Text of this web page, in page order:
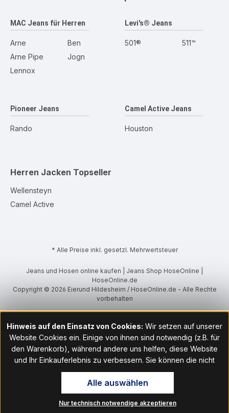
MAC Jeans für Herren
Arne
Arne Pipe
Lennox
Ben
Jogn
Levi's® Jeans
501® 511™
Pioneer Jeans
Rando
Camel Active Jeans
Houston
Herren Jacken Topseller
Wellensteyn
Camel Active
* Alle Preise inkl. gesetzl. Mehrwertsteuer
Jeans und Hosen online kaufen | Jeans Shop HoseOnline |
HoseOnline.de
Copyright © 2026 Eierund Hildesheim / HoseOnline.de - Alle Rechte
vorbehalten
Hinweis auf den Einsatz von Cookies: Wir setzen auf unserer
Website Cookies ein. Einige von ihnen sind notwendig (z.B. für
den Warenkorb), während andere uns helfen, diese Website
und Ihr Einkauferlebnis zu verbessern. Sie können die nicht
notwendigen Cookies mit Klick auf „OK“ akzeptieren oder per
Klick auf "Nur technisch notwendige akzeptieren" ablehnen. Den
Zugang zu den Cookie-Einstellungen finden Sie im Fußbereich
unserer Website im Menüpunkt „Informationen“. Dort können Sie
Nur technisch notwendige akzeptieren
Alle auswählen